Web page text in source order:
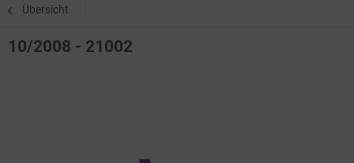
Übersicht
10/2008 - 21002